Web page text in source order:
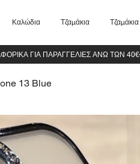
Καλώδια Τζαμάκια
13 Blue